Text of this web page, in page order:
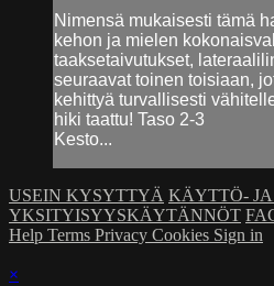
Nimensä mukaisesti tämä
kehon ja mielen
taaksetaivutukset,
seuraavat toinen toisiaan,
kehittyä turvallisesti
hiki taattu! Taso 2-3
Kesto...
USEIN KYSYTTYÄ KÄYTTÖ-
YKSITYISYYSKÄYTÄNNÖT
Help Terms Privacy Cookies Sign in
×